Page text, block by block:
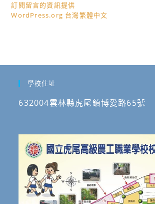
訂閱留言的資訊提供
WordPress.org 台灣繁體中文
學校住址
632004雲林縣虎尾鎮博愛路65號